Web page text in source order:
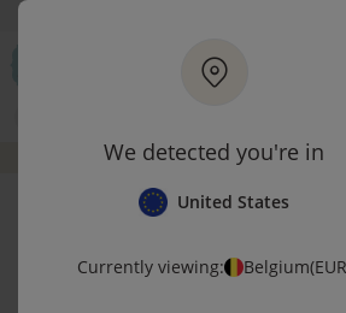
We detected you're in
United States
Currently viewing: Belgium
Ga naar hoofdinhoud
Klantbeoordelingen
DE LAATSTE ITEMS UIT VORIGE